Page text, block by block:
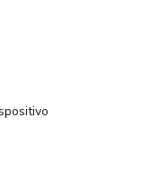
suas escolhas;